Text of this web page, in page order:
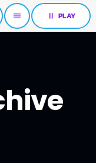
menu pause PLAY